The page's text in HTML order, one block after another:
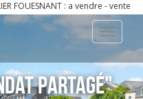
: a vendre - vente - acheter
Toggle
partagé"